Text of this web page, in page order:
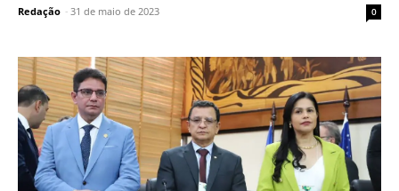
Redação - 31 de maio de 2023 0